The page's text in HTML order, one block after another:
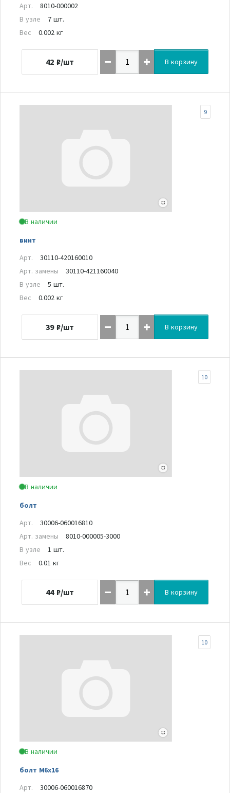
Арт.
8010-000002
В узле
7 шт.
Вес
0.002 кг
42 ₽/шт В корзину
В наличии
винт
9
Арт.
30110-420160010
Арт. замены
30110-421160040
В узле
5 шт.
Вес
0.002 кг
39 ₽/шт В корзину
В наличии
болт
10
Арт.
30006-060016810
Арт. замены
8010-000005-3000
В узле
1 шт.
Вес
0.01 кг
44 ₽/шт В корзину
В наличии
болт M6x16
10
Арт.
30006-060016870